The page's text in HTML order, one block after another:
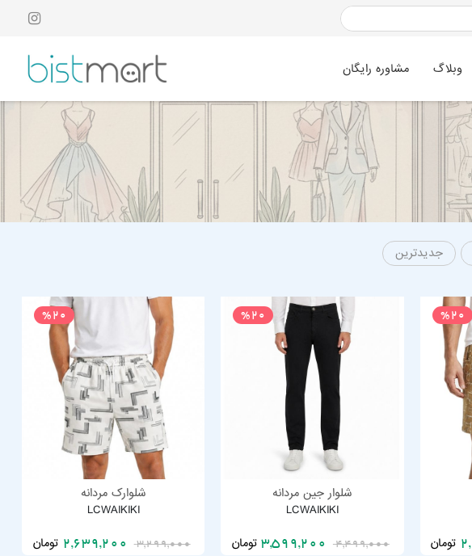
وبلاگ مشاوره رایگان
جدیدترین
%20
تومان
%20
شلوار جین مردانه
LCWAIKIKI
4,499,000 تومان
%20
شلوارک مردانه
LCWAIKIKI
3,299,000
2,639,200 تومان